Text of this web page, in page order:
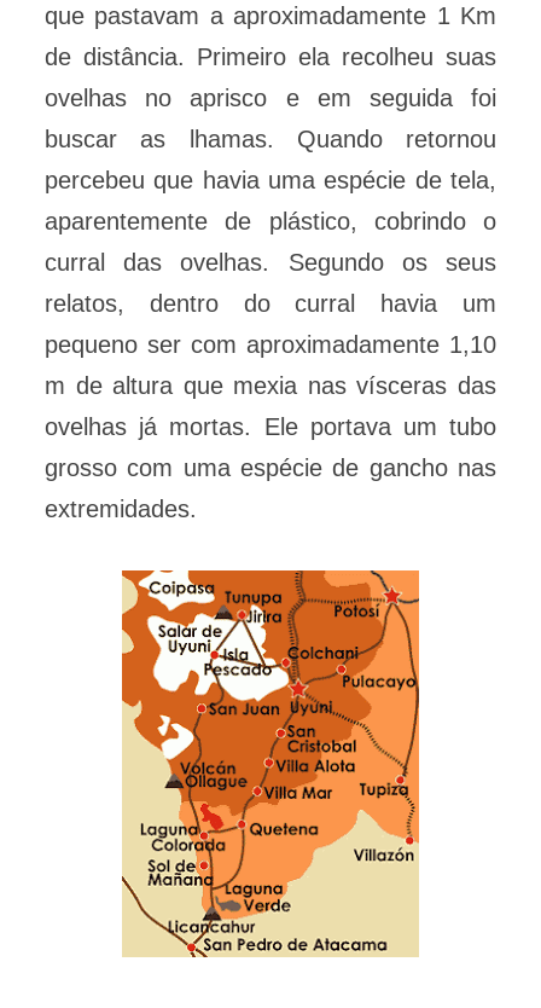
que pastavam a aproximadamente 1 Km
de distância. Primeiro ela recolheu suas
ovelhas no aprisco e em seguida foi
buscar as lhamas. Quando retornou
percebeu que havia uma espécie de tela,
aparentemente de plástico, cobrindo o
curral das ovelhas. Segundo os seus
relatos, dentro do curral havia um
pequeno ser com aproximadamente 1,10
m de altura que mexia nas vísceras das
ovelhas já mortas. Ele portava um tubo
grosso com uma espécie de gancho nas
extremidades.